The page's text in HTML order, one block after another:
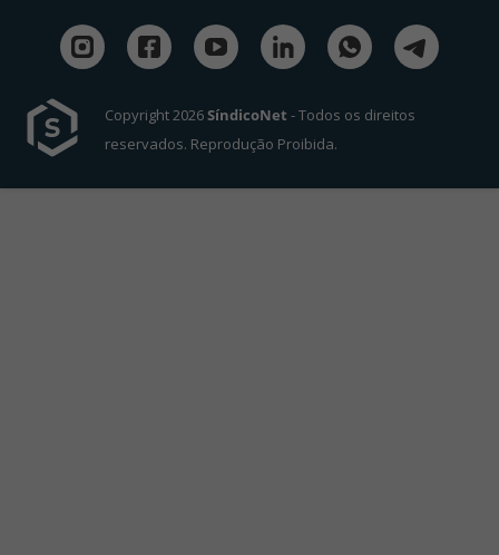
Copyright 2026SíndicoNet - Todos os direitos
reservados. Reprodução Proibida.